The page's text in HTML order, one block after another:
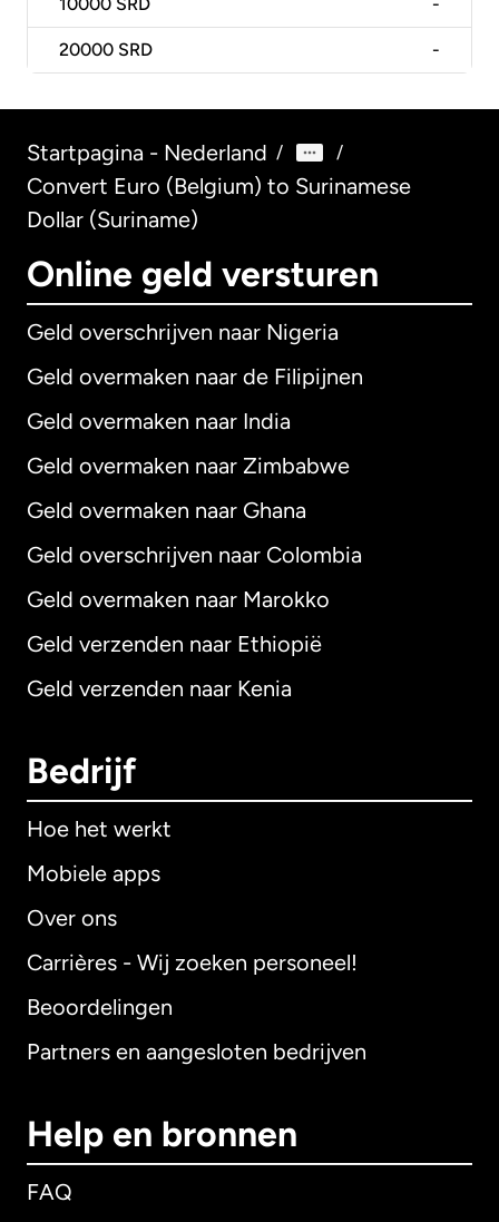
10000 SRD -
20000 SRD -
Startpagina - Nederland / /
Convert Euro (Belgium) to Surinamese
Dollar (Suriname)
Online geld versturen
Geld overschrijven naar Nigeria
Geld overmaken naar de Filipijnen
Geld overmaken naar India
Geld overmaken naar Zimbabwe
Geld overmaken naar Ghana
Geld overschrijven naar Colombia
Geld overmaken naar Marokko
Geld verzenden naar Ethiopië
Geld verzenden naar Kenia
Bedrijf
Hoe het werkt
Mobiele apps
Over ons
Carrières - Wij zoeken personeel!
Beoordelingen
Partners en aangesloten bedrijven
Help en bronnen
FAQ